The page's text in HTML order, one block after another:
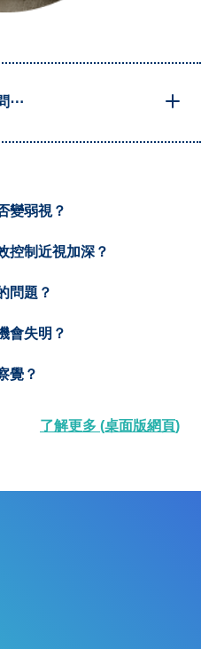
⋯
變弱視？
控制近視加深？
問題？
會失明？
覺？
了解更多 (桌面版網頁)